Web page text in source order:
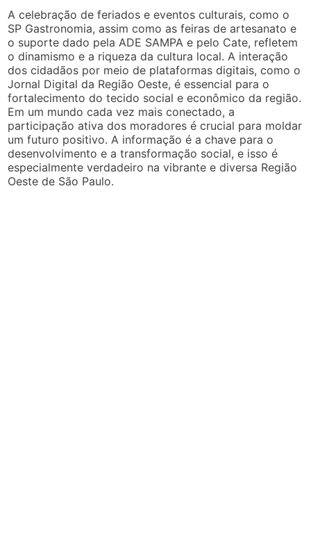
A celebração de feriados e eventos culturais, como o
SP Gastronomia, assim como as feiras de artesanato e
o suporte dado pela ADE SAMPA e pelo Cate, refletem
o dinamismo e a riqueza da cultura local. A interação
dos cidadãos por meio de plataformas digitais, como o
Jornal Digital da Região Oeste, é essencial para o
fortalecimento do tecido social e econômico da região.
Em um mundo cada vez mais conectado, a
participação ativa dos moradores é crucial para moldar
um futuro positivo. A informação é a chave para o
desenvolvimento e a transformação social, e isso é
especialmente verdadeiro na vibrante e diversa Região
Oeste de São Paulo.